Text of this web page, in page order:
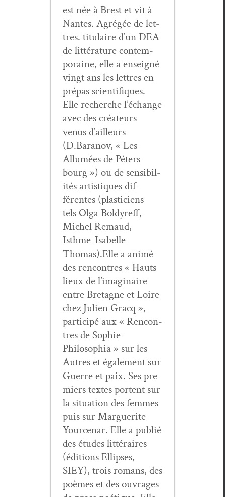
est née à Brest et vit à
Nantes. Agrégée de let­
tres. tit­u­laire d’un DEA
de lit­téra­ture con­tem­
po­raine, elle a enseigné
vingt ans les let­tres en
pré­pas sci­en­tifiques.
Elle recherche l’échange
avec des créa­teurs
venus d’ailleurs
(D.Baranov, « Les
Allumées de Péters­
bourg ») ou de sen­si­bil­
ités artis­tiques dif­
férentes (plas­ti­ciens
tels Olga Boldyr­eff,
Michel Remaud,
Isthme-Isabelle
Thomas).Elle a ani­mé
des ren­con­tres « Hauts
lieux de l’imaginaire
entre Bre­tagne et Loire
chez Julien Gracq »,
par­ticipé aux « Ren­con­
tres de Sophie-
Philosophia » sur les
Autres et égale­ment sur
Guerre et paix. Ses pre­
miers textes por­tent sur
la sit­u­a­tion des femmes
puis sur Mar­guerite
Yource­nar. Elle a pub­lié
des études lit­téraires
(édi­tions Ellipses,
SIEY), trois romans, des
poèmes et des ouvrages